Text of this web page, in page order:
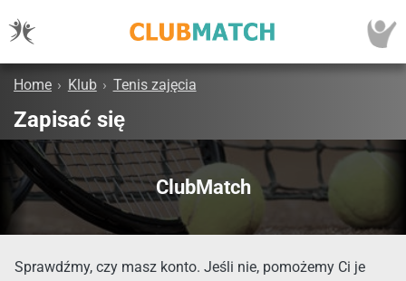
Home › Klub › Tenis zajęcia
Zapisać się
ClubMatch
Sprawdźmy, czy masz konto. Jeśli nie, pomożemy Ci je